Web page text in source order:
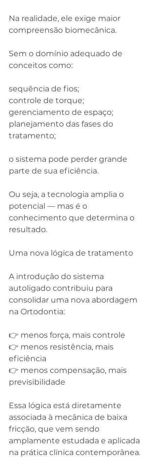
Na realidade, ele exige maior
compreensão biomecânica.
Sem o domínio adequado de
conceitos como:
sequência de fios;
controle de torque;
gerenciamento de espaço;
planejamento das fases do
tratamento;
o sistema pode perder grande
parte de sua eficiência.
Ou seja, a tecnologia amplia o
potencial — mas é o
conhecimento que determina o
resultado.
Uma nova lógica de tratamento
A introdução do sistema
autoligado contribuiu para
consolidar uma nova abordagem
na Ortodontia:
👉 menos força, mais controle
👉 menos resistência, mais
eficiência
👉 menos compensação, mais
previsibilidade
Essa lógica está diretamente
associada à mecânica de baixa
fricção, que vem sendo
amplamente estudada e aplicada
na prática clínica contemporânea.